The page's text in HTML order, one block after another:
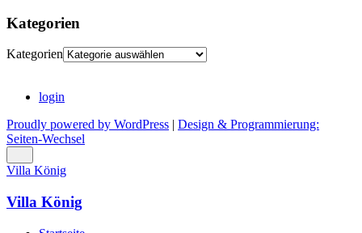
Kategorien
Kategorien
login
Proudly powered by WordPress
Design & Programmierung:
Seiten-Wechsel
Villa König
Villa König